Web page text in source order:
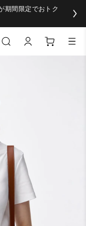
期間限定でおトク